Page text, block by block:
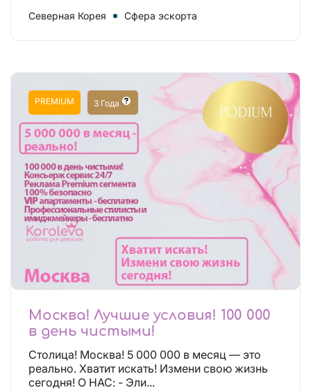
Северная Корея Сфера эскорта
PREMIUM 3 Года
Москва! Лучшие условия! 100 000
в день чистыми!
Столица! Москва! 5 000 000 в месяц — это
реально. Хватит искать! Измени свою жизнь
сегодня! О НАС: - Эли...